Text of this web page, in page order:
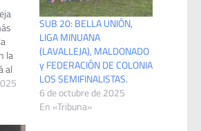
la
al
SUB 20: BELLA UNIÓN,
LIGA MINUANA
(LAVALLEJA), MALDONADO
y FEDERACIÓN DE COLONIA
LOS SEMIFINALISTAS.
6 de octubre de 2025
En «Tribuna»